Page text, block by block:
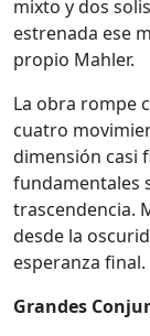
mixto y dos
estrenada ese
propio Mahler.
La obra rompe
cuatro
dimensión casi
fundamentales
trascendencia.
desde la
esperanza final.
Grandes